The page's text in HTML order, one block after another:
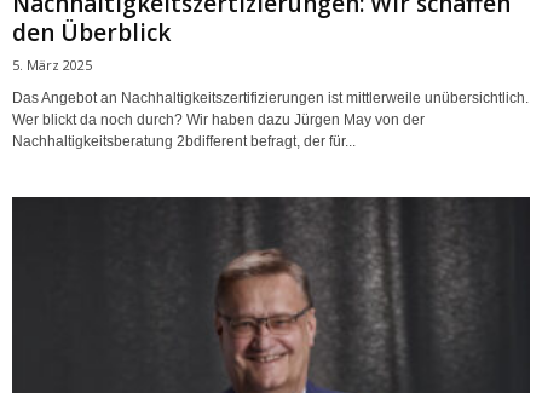
den Überblick
5. März 2025
Das Angebot an Nachhaltigkeitszertifizierungen ist mittlerweile unübersichtlich.
Wer blickt da noch durch? Wir haben dazu Jürgen May von der
Nachhaltigkeitsberatung 2bdifferent befragt, der für...